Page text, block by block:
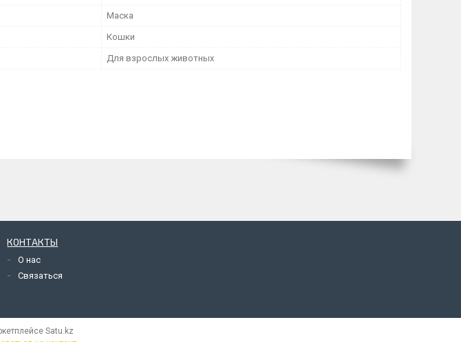
Маска
Кошки
Для взрослых животных
КОНТАКТЫ
О нас
Связаться
Satu.kz